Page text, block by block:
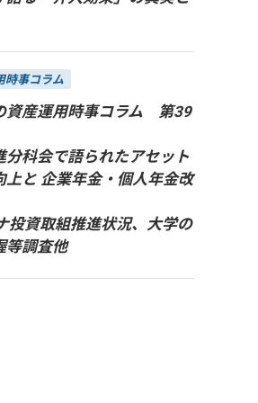
時事コラム
産運用時事コラム 第39
分科会で語られたアセット
上と 企業年金・個人年金改
投資取組推進状況、大学の
等調査他